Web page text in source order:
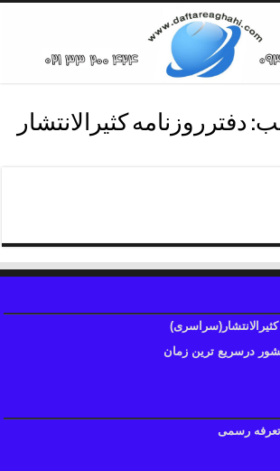
دفترروزنامه کثیرالانتشار
درسریع ترین زمان
رسمی